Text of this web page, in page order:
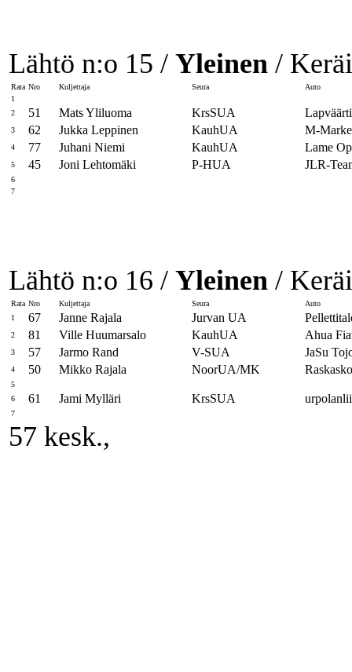
Lähtö n:o 15 / Yleinen /
Rata Nro Kuljettaja Seura
Auto
1
2
51 Mats Yliluoma KrsSUA
3 62 Jukka Leppinen KauhUA M-
4 77 Juhani Niemi KauhUA Lame
5 45 Joni Lehtomäki P-HUA JLR-
6
7
Lähtö n:o 16 / Yleinen /
Rata Nro Kuljettaja Seura
Auto
1
67 Janne Rajala Jurvan UA
2 81 Ville Huumarsalo KauhUA Ahua
3 57 Jarmo Rand V-SUA JaSu
4 50 Mikko Rajala NoorUA/MK
5
6
61 Jami Mylläri KrsSUA
7
57 kesk.,